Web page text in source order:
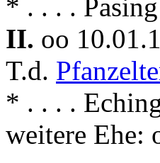
* . . . .
II. oo
T.d.
* . . . .
weitere Ehe: